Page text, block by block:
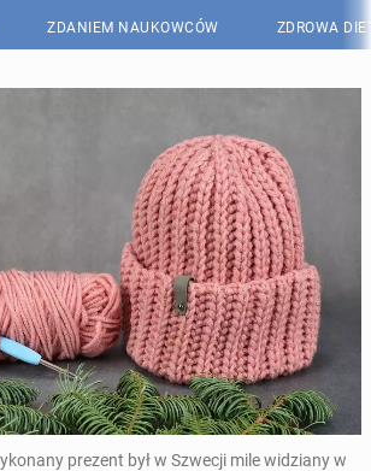
ZDANIEM NAUKOWCÓW ZDROWA
prezent był w Szwecji mile widziany w